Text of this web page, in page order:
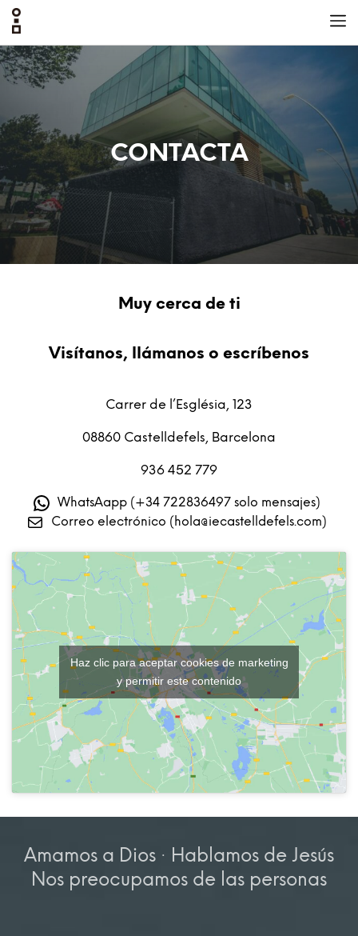
CONTACTA
Muy cerca de ti
Visítanos, llámanos o escríbenos
Carrer de l’Església, 123
08860 Castelldefels, Barcelona
936 452 779
WhatsAapp (+34 722836497 solo mensajes)
Correo electrónico (hola@iecastelldefels.com)
Haz clic para aceptar cookies de marketing
y permitir este contenido
Amamos a Dios · Hablamos de Jesús
Nos preocupamos de las personas